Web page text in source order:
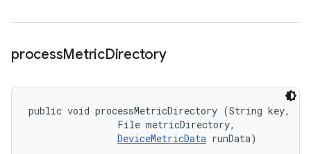
processMetricDirectory
public void processMetricDirectory (String key,
                File metricDirectory,
DeviceMetricData runData)